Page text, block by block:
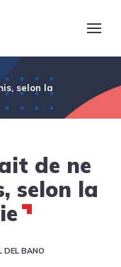
selon la
de ne
selon la
DEL BANO